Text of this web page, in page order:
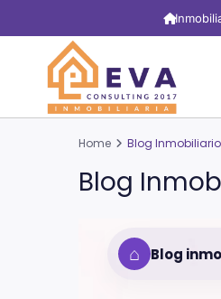
Home Blog
Blog
⌂ Blog